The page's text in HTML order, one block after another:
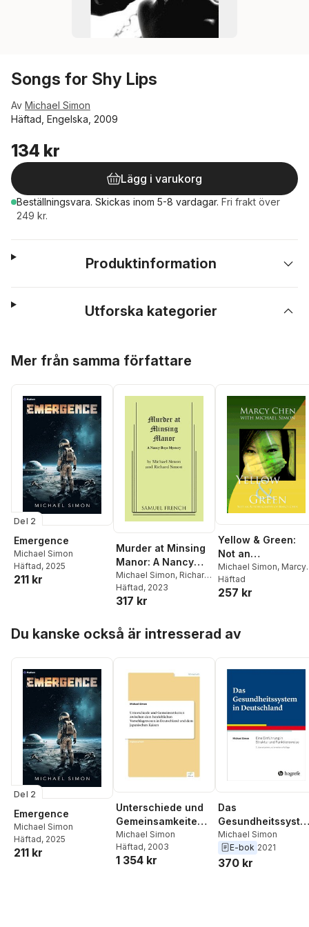
Songs for Shy Lips
Av Michael Simon
Häftad, Engelska, 2009
134 kr
Lägg i varukorg
Beställningsvara. Skickas inom 5-8 vardagar. Fri frakt över
249 kr.
Produktinformation
Utforska kategorier
Mer från samma författare
Del 2
Emergence
Michael Simon
Häftad, 2025
211 kr
Murder at Minsing
Manor: A Nancy
Boys Mystery
Michael Simon, Richard
Simon
Häftad, 2023
317 kr
Yellow & Green:
Not an
Autobiography of
Marcy Chen
Michael Simon, Marcy
Chen
Häftad
257 kr
Du kanske också är intresserad av
Del 2
Emergence
Michael Simon
Häftad, 2025
211 kr
Unterschiede und
Gemeinsamkeiten
zwischen dem
betrieblichen
Vorschlagswesen
Michael Simon
Häftad, 2003
1 354 kr
Das
in Deutschland
Michael Simon
E-bok 2021
370 kr